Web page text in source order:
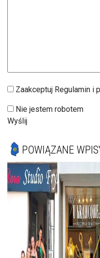
Zaakceptuj Regulamin i
Nie jestem robotem
Wyślij
POWIĄZANE